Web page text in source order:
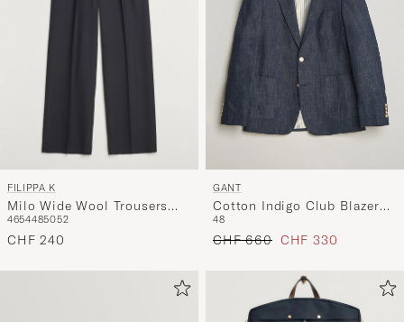
FILIPPA K
Milo Wide Wool Trousers
Black
4654485052
CHF 240
GANT
Cotton Indigo Club Blazer
Dark Blue Raw
48
Regulärer Preis
CHF 660 Reduzierter Preis
CHF 330